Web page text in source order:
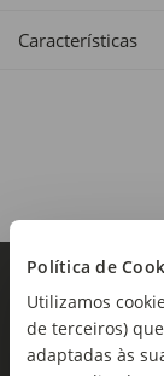
Política de
Utilizamos
de terceiros)
adaptadas às
- é 82%
Tipo de produto:
Fator de
FPS 30
Características